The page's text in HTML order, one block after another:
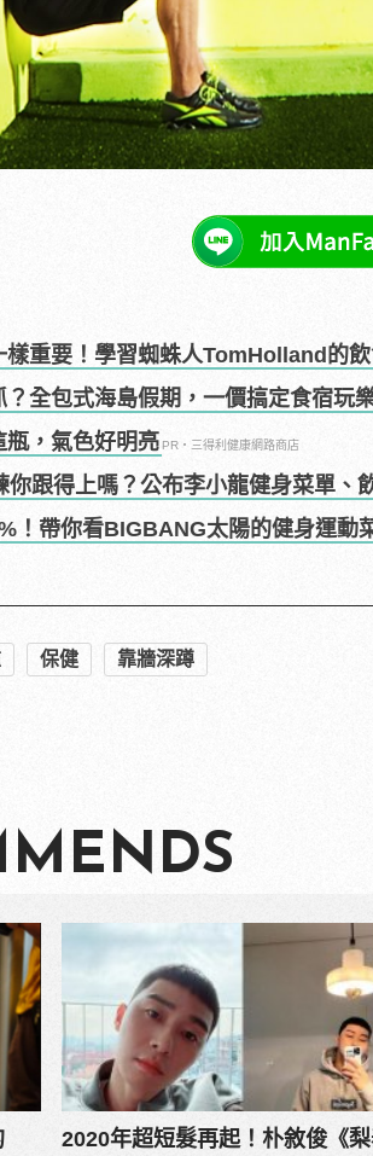
重要！學習蜘蛛人TomHolland的飲
全包式海島假期，一價搞定食宿玩
瓶，氣色好明亮PR・三得利健康網路商店
你跟得上嗎？公布李小龍健身菜單、
！帶你看BIGBANG太陽的健身運動
保健 靠牆深蹲
2020年超短髮再起！朴敘俊《